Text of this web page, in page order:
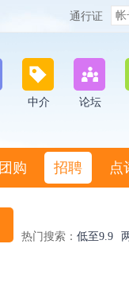
通行证
中介 论坛
团购 招聘 点
热门搜索： 低至9.9